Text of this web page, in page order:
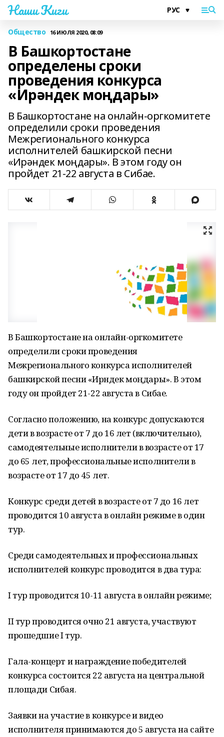
Наши Киги
Общество 16 ИЮЛЯ 2020, 08:09
В Башкортостане
определены сроки
проведения конкурса
«Ирәндек моңдары»
В Башкортостане на онлайн-оргкомитете
определили сроки проведения
Межрегионального конкурса
исполнителей башкирской песни
«Ирәндек моңдары». В этом году он
пройдет 21-22 августа в Сибае.
В Башкортостане на онлайн-оргкомитете
определили сроки проведения
Межрегионального конкурса исполнителей
башкирской песни «Ирәндек моңдары». В этом
году он пройдет 21-22 августа в Сибае.
Согласно положению, на конкурс допускаются
дети в возрасте от 7 до 16 лет (включительно),
самодеятельные исполнители в возрасте от 17
до 65 лет, профессиональные исполнители в
возрасте от 17 до 45 лет.
Конкурс среди детей в возрасте от 7 до 16 лет
проводится 10 августа в онлайн режиме в один
тур.
Среди самодеятельных и профессиональных
исполнителей конкурс проводится в два тура:
I тур проводится 10-11 августа в онлайн режиме;
II тур проводится очно 21 августа, участвуют
прошедшие I тур.
Гала-концерт и награждение победителей
конкурса состоится 22 августа на центральной
площади Сибая.
Заявки на участие в конкурсе и видео
исполнителя принимаются до 5 августа на сайте